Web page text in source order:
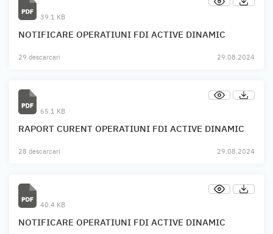
39.1 KB
NOTIFICARE OPERATIUNI FDI ACTIVE DINAMIC
29 descarcari 29.08.2024
65.1 KB
RAPORT CURENT OPERATIUNI FDI ACTIVE DINAMIC
28 descarcari 29.08.2024
40.4 KB
NOTIFICARE OPERATIUNI FDI ACTIVE DINAMIC